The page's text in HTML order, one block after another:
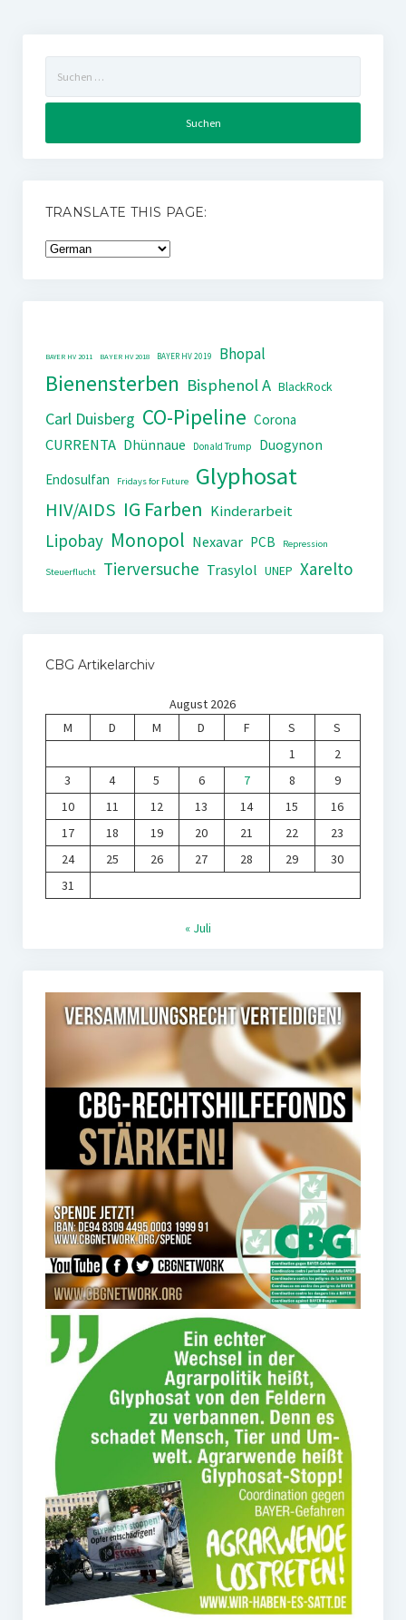
nach:
TRANSLATE THIS PAGE:
BAYER HV 2011 BAYER HV 2018 BAYER HV 2019 Bhopal
Bienensterben Bisphenol A BlackRock
Carl Duisberg CO-Pipeline Corona
CURRENTA Dhünnaue Donald Trump
Duogynon
Endosulfan
Fridays for Future Glyphosat
HIV/AIDS IG Farben Kinderarbeit
Lipobay Monopol Nexavar PCB Repression
Steuerflucht Tierversuche Trasylol UNEP Xarelto
CBG Artikelarchiv
August 2026
M
D M D F S
S
1
2
3
4 5 6 7 8
9
10
11 12 13 14 15
16
17
18 19 20 21 22
23
24
25 26 27 28 29
30
31
« Juli